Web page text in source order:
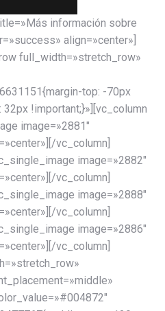
información sobre
align=»center»]
full_width=»stretch_row»
top: -70px
!important;}»][vc_column
image=»2881″
vc_column]
image=»2882″
vc_column]
image=»2888″
vc_column]
image=»2886″
vc_column]